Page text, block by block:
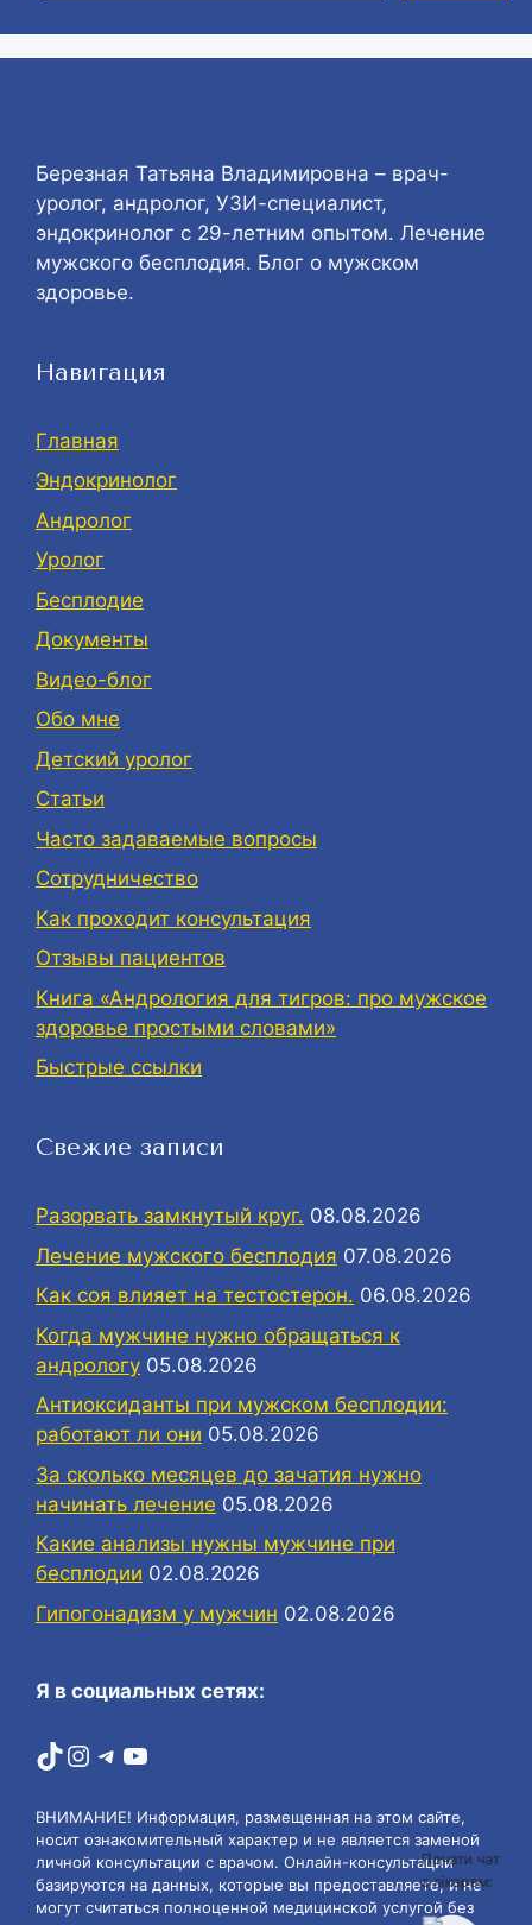
Березная Татьяна Владимировна – врач-
уролог, андролог, УЗИ-специалист,
эндокринолог с 29-летним опытом. Лечение
мужского бесплодия. Блог о мужском
здоровье.
Навигация
Главная
Эндокринолог
Андролог
Уролог
Бесплодие
Документы
Видео-блог
Обо мне
Детский уролог
Статьи
Часто задаваемые вопросы
Сотрудничество
Как проходит консультация
Отзывы пациентов
Книга «Андрология для тигров: про мужское
здоровье простыми словами»
Быстрые ссылки
Свежие записи
Разорвать замкнутый круг. 08.08.2026
Лечение мужского бесплодия 07.08.2026
Как соя влияет на тестостерон. 06.08.2026
Когда мужчине нужно обращаться к
андрологу 05.08.2026
Антиоксиданты при мужском бесплодии:
работают ли они 05.08.2026
За сколько месяцев до зачатия нужно
начинать лечение 05.08.2026
Какие анализы нужны мужчине при
бесплодии 02.08.2026
Гипогонадизм у мужчин 02.08.2026
Я в социальных сетях:
TikTok
Instagram
Telegram
YouTube
ВНИМАНИЕ! Информация, размещенная на этом сайте,
носит ознакомительный характер и не является заменой
личной консультации с врачом. Онлайн-консультации
базируются на данных, которые вы предоставляете, и не
могут считаться полноценной медицинской услугой без
Почати чат
з лікарем: